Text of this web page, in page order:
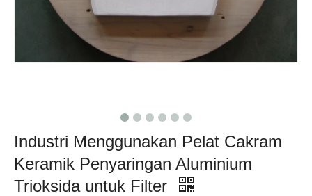
Industri Menggunakan Pelat Cakram
Keramik Penyaringan Aluminium
Trioksida untuk Filter